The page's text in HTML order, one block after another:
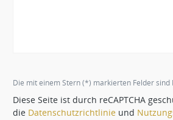
Die mit einem Stern (*) markierten Felder sind
Diese Seite ist durch reCAPTCHA
die Datenschutzrichtlinie und